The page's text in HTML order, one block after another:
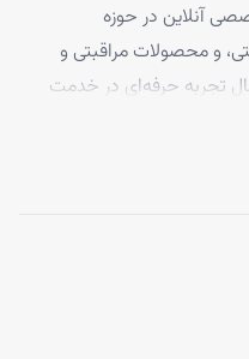
آنلاین در حوزه
و محصولات مراقبتی و
پوست و مو، با بیش از ۴ سال تجربه حرفه‌ای در خدمت
را با ضمانت کامل
کامل، تجربه‌ای
نفر از سراسر ایران به